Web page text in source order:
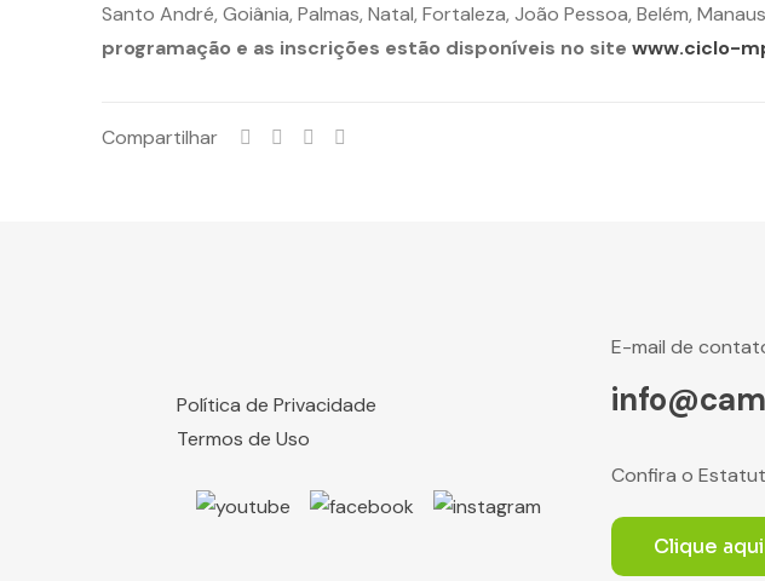
Santo André, Goiânia, Palmas, Natal, Fortaleza, João Pessoa, Belém,
programação e as inscrições estão disponíveis no site www.ciclo-
Compartilhar
Política de Privacidade
Termos de Uso
E-mail de
Confira o
Clique aqui